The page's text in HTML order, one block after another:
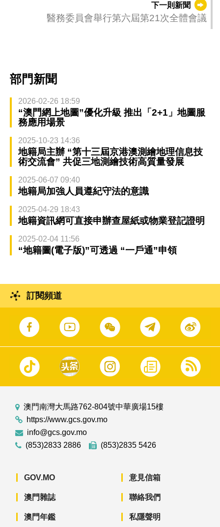
下一則新聞
醫務委員會舉行第六屆第21次全體會議
部門新聞
2026-02-26 18:59
“澳門網上地圖”優化升級 推出「2+1」地圖服
務應用場景
2025-10-23 14:36
地籍局主辦 “第十三屆京港澳測繪地理信息技
術交流會” 共促三地測繪技術高質量發展
2025-06-07 09:40
地籍局加強人員遵紀守法的意識
2025-04-29 18:43
地籍資訊網可直接申辦查屋紙或物業登記證明
2025-02-04 11:56
“地籍圖(電子版)”可透過 “一戶通”申領
訂閱頻道
澳門南灣大馬路762-804號中華廣場15樓
https://www.gcs.gov.mo
info@gcs.gov.mo
(853)2833 2886
(853)2835 5426
GOV.MO
澳門雜誌
澳門年鑑
意見信箱
聯絡我們
私隱聲明